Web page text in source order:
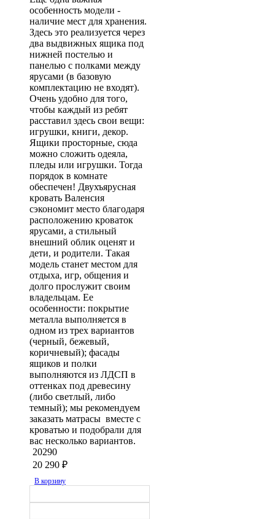
особенность модели -
наличие мест для хранения.
Здесь это реализуется через
два выдвижных ящика под
нижней постелью и
панелью с полками между
ярусами (в базовую
комплектацию не входят).
Очень удобно для того,
чтобы каждый из ребят
расставил здесь свои вещи:
игрушки, книги, декор.
Ящики просторные, сюда
можно сложить одеяла,
пледы или игрушки. Тогда
порядок в комнате
обеспечен! Двухъярусная
кровать Валенсия
сэкономит место благодаря
расположению кроваток
ярусами, а стильный
внешний облик оценят и
дети, и родители. Такая
модель станет местом для
отдыха, игр, общения и
долго прослужит своим
владельцам. Ее
особенности: покрытие
металла выполняется в
одном из трех вариантов
(черный, бежевый,
коричневый); фасады
ящиков и полки
выполняются из ЛДСП в
оттенках под древесину
(либо светлый, либо
темный); мы рекомендуем
заказать матрасы вместе с
кроватью и подобрали для
вас несколько вариантов.
20290
20 290 ₽
В корзину